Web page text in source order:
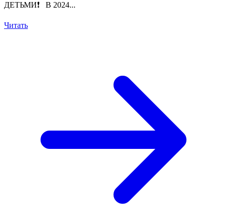
ДЕТЬМИ❗️ В 2024...
Читать